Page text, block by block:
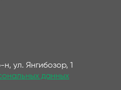
ул. Янгибозор, 1
данных